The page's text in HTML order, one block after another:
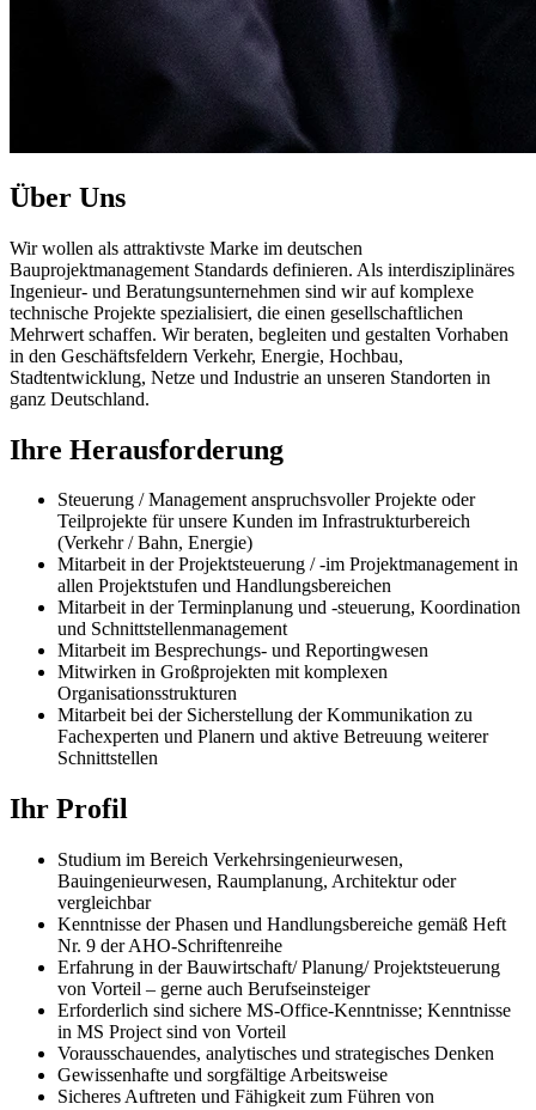
Über Uns
Wir wollen als attraktivste Marke im deutschen
Bauprojektmanagement Standards definieren. Als interdisziplinäres
Ingenieur- und Beratungsunternehmen sind wir auf komplexe
technische Projekte spezialisiert, die einen gesellschaftlichen
Mehrwert schaffen. Wir beraten, begleiten und gestalten Vorhaben
in den Geschäftsfeldern Verkehr, Energie, Hochbau,
Stadtentwicklung, Netze und Industrie an unseren Standorten in
ganz Deutschland.
Ihre Herausforderung
Steuerung / Management anspruchsvoller Projekte oder
Teilprojekte für unsere Kunden im Infrastrukturbereich
(Verkehr / Bahn, Energie)
Mitarbeit in der Projektsteuerung / -im Projektmanagement in
allen Projektstufen und Handlungsbereichen
Mitarbeit in der Terminplanung und -steuerung, Koordination
und Schnittstellenmanagement
Mitarbeit im Besprechungs- und Reportingwesen
Mitwirken in Großprojekten mit komplexen
Organisationsstrukturen
Mitarbeit bei der Sicherstellung der Kommunikation zu
Fachexperten und Planern und aktive Betreuung weiterer
Schnittstellen
Ihr Profil
Studium im Bereich Verkehrsingenieurwesen,
Bauingenieurwesen, Raumplanung, Architektur oder
vergleichbar
Kenntnisse der Phasen und Handlungsbereiche gemäß Heft
Nr. 9 der AHO-Schriftenreihe
Erfahrung in der Bauwirtschaft/ Planung/ Projektsteuerung
von Vorteil – gerne auch Berufseinsteiger
Erforderlich sind sichere MS-Office-Kenntnisse; Kenntnisse
in MS Project sind von Vorteil
Vorausschauendes, analytisches und strategisches Denken
Gewissenhafte und sorgfältige Arbeitsweise
Sicheres Auftreten und Fähigkeit zum Führen von